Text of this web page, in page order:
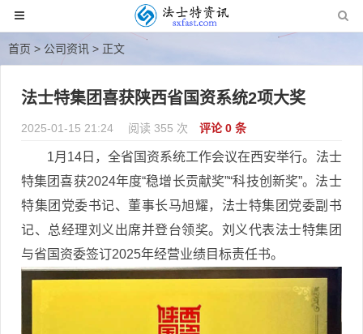
首页 > 公司资讯 > 正文
法士特集团喜获陕西省国资系统2项大奖
2025-01-15 21:24 阅读 355 次 评论 0 条
1月14日，全省国资系统工作会议在西安举行。法士
特集团喜获2024年度“稳增长贡献奖”“科技创新奖”。法士
特集团党委书记、董事长马旭耀，法士特集团党委副书
记、总经理刘义出席并登台领奖。刘义代表法士特集团
与省国资委签订2025年经营业绩目标责任书。